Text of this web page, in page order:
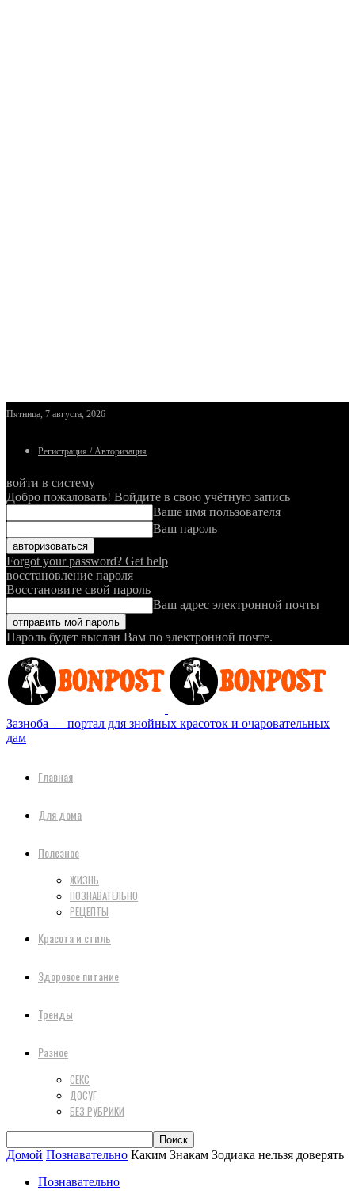
Пятница, 7 августа, 2026
Регистрация / Авторизация
войти в систему
Добро пожаловать! Войдите в свою учётную запись
Ваше имя пользователя
Ваш пароль
Forgot your password? Get help
восстановление пароля
Восстановите свой пароль
Ваш адрес электронной почты
Пароль будет выслан Вам по электронной почте.
Зазноба — портал для знойных красоток и очаровательных
дам
Главная
Для дома
Полезное
ЖИЗНЬ
ПОЗНАВАТЕЛЬНО
РЕЦЕПТЫ
Красота и стиль
Здоровое питание
Тренды
Разное
СЕКС
ДОСУГ
БЕЗ РУБРИКИ
Домой Познавательно Каким Знакам Зодиака нельзя доверять
Познавательно